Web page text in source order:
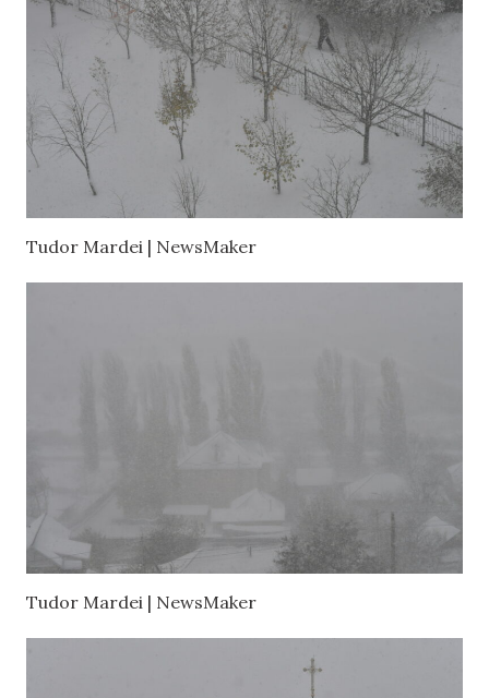
Tudor Mardei | NewsMaker
Tudor Mardei | NewsMaker